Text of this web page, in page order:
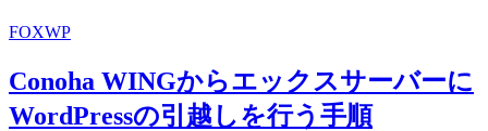
FOXWP
Conoha WINGからエックスサーバーに
WordPressの引越しを行う手順